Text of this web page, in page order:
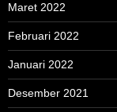
Maret 2022
Februari 2022
Januari 2022
Desember 2021